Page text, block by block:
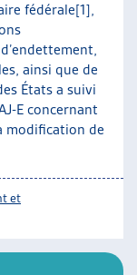
fédérale[1],
ainsi que de
États a suivi
E concernant
modification de
et